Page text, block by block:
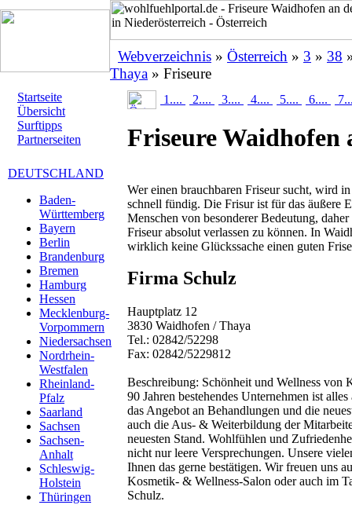
Webverzeichnis » Österreich » 3 » 38
Thaya » Friseure
Startseite
Übersicht
Surftipps
Partnerseiten
DEUTSCHLAND
Baden-
Württemberg
Bayern
Berlin
Brandenburg
Bremen
Hamburg
Hessen
Mecklenburg-
Vorpommern
Niedersachsen
Nordrhein-
Westfalen
Rheinland-
Pfalz
Saarland
Sachsen
Sachsen-
Anhalt
Schleswig-
Holstein
Thüringen
1.... 2.... 3.... 4.... 5.... 6....
Friseure Waidhofen
Wer einen brauchbaren Friseur sucht, wird
schnell fündig. Die Frisur ist für das äußere
Menschen von besonderer Bedeutung,
Friseur absolut verlassen zu können. In
wirklich keine Glückssache einen guten
Firma Schulz
Hauptplatz 12
3830 Waidhofen / Thaya
Tel.: 02842/52298
Fax: 02842/5229812
Beschreibung: Schönheit und Wellness von
90 Jahren bestehendes Unternehmen ist
das Angebot an Behandlungen und die
auch die Aus- & Weiterbildung der
neuesten Stand. Wohlfühlen und
nicht nur leere Versprechungen. Unsere
Ihnen das gerne bestätigen. Wir freuen uns
Kosmetik- & Wellness-Salon oder auch im
Schulz.